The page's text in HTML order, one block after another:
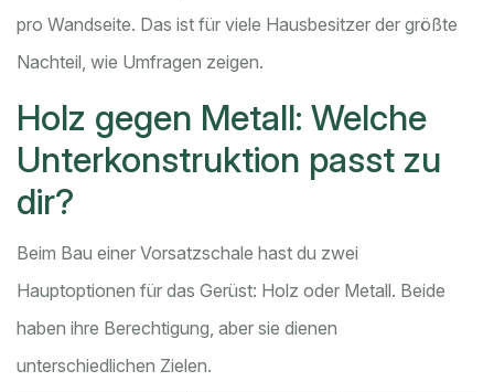
pro Wandseite. Das ist für viele Hausbesitzer der größte
Nachteil, wie Umfragen zeigen.
Holz gegen Metall: Welche
Unterkonstruktion passt zu
dir?
Beim Bau einer Vorsatzschale hast du zwei
Hauptoptionen für das Gerüst: Holz oder Metall. Beide
haben ihre Berechtigung, aber sie dienen
unterschiedlichen Zielen.